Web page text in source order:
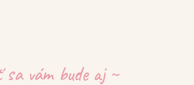
sa vám bude aj ~